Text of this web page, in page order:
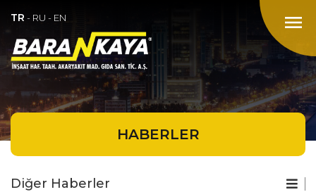
menu
TR - RU - EN
HABERLER
Diğer Haberler